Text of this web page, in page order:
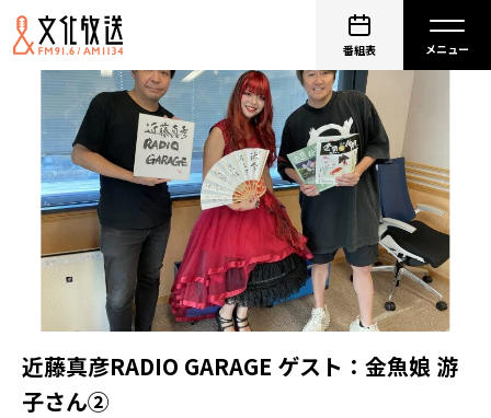
番組表
近藤真彦RADIO GARAGE ゲスト：金魚娘 游
子さん②